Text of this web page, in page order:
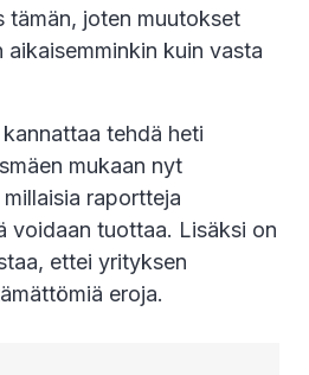
tämän, joten muutokset
kuin vasta
tehdä heti
mukaan nyt
raportteja
voidaan tuottaa. Lisäksi on
ettei yrityksen
eroja.